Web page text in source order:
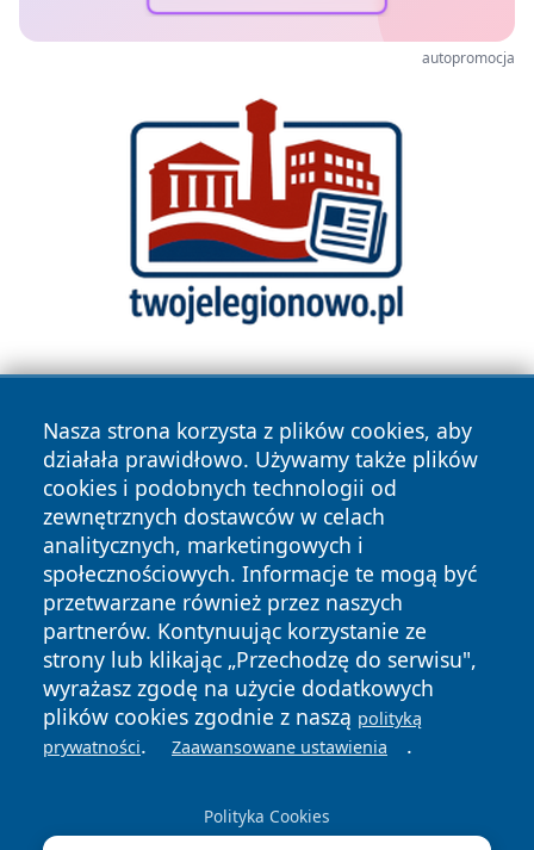
autopromocja
Nasza strona korzysta z plików cookies, aby
działała prawidłowo. Używamy także plików
cookies i podobnych technologii od
zewnętrznych dostawców w celach
analitycznych, marketingowych i
społecznościowych. Informacje te mogą być
przetwarzane również przez naszych
partnerów. Kontynuując korzystanie ze
strony lub klikając „Przechodzę do serwisu",
wyrażasz zgodę na użycie dodatkowych
plików cookies zgodnie z naszą polityką
prywatności. Zaawansowane ustawienia .
Polityka Cookies
Copyright © 2026 echobialystok.pl Wszystkie prawa
zastrzeżone.
News Autorzy
Polityka
Prywatności
Polityka
Cookies